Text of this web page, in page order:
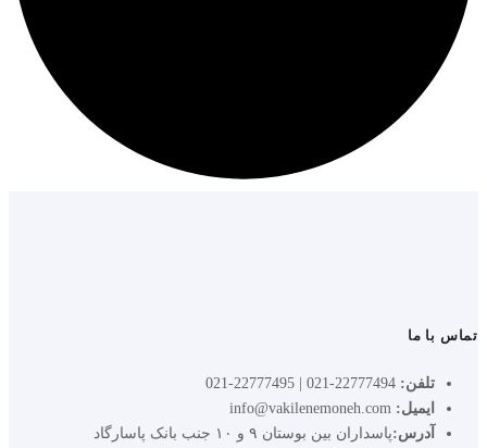
تماس با ما
تلفن:
ایمیل:
آدرس:پاسداران بین بوستان ۹ و ۱۰ جنب بانک پاسارگاد